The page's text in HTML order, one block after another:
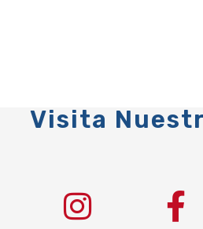
Visita